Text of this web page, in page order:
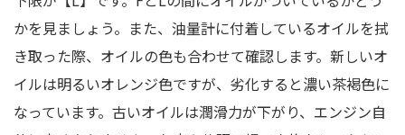
かを見ましょう。また、油量計に付着しているオイルを拭
き取った際、オイルの色も合わせて確認します。新しいオ
イルは明るいオレンジ色ですが、劣化すると濃い茶褐色に
なっています。古いオイルは潤滑力が下がり、エンジン自